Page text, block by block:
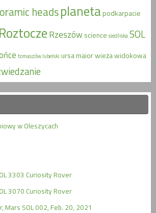
headsplanetapodkarpacie
Roztocze Rzeszów science siedliskaSOL
tomaszów lubelski ursa maiorwieża widokowa
w Oleszycach
3303 Curiosity Rover
3070 Curiosity Rover
Mars SOL 002, Feb. 20, 2021